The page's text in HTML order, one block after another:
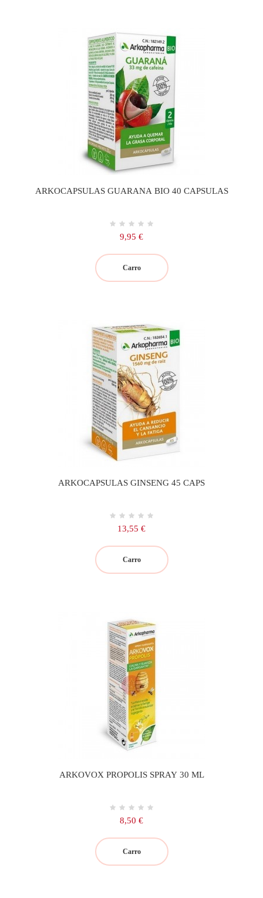
ARKOCAPSULAS GUARANA BIO 40 CAPSULAS
Precio
9,95 €
Carro
ARKOCAPSULAS GINSENG 45 CAPS
Precio
13,55 €
Carro
ARKOVOX PROPOLIS SPRAY 30 ML
Precio
8,50 €
Carro